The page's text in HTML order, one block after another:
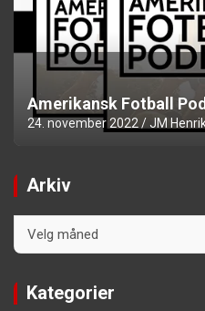
Amerikansk Fotball
24. november 2022 JM
Arkiv
Kategorier